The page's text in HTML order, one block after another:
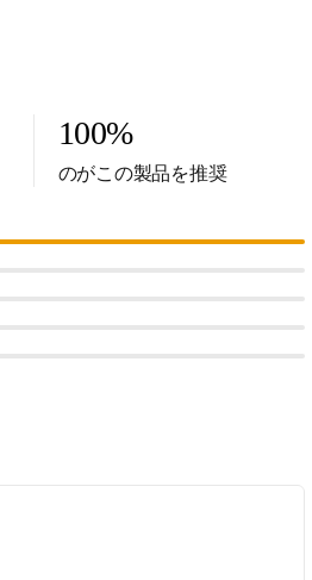
100%
のがこの製品を推奨